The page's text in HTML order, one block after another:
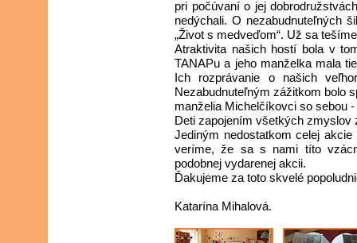
pri počúvaní o jej
nedýchali. O nezabudnuteľných
„Život s medveďom“. Už sa
Atraktivita našich hostí bola v
TANAPu a jeho manželka mala
Ich rozprávanie o našich
Nezabudnuteľným zážitkom bolo
manželia Michelčíkovci so sebou
Deti zapojením všetkých
Jediným nedostatkom celej
veríme, že sa s nami títo
podobnej vydarenej akcii.
Ďakujeme za toto skvelé
Katarína Mihalová.